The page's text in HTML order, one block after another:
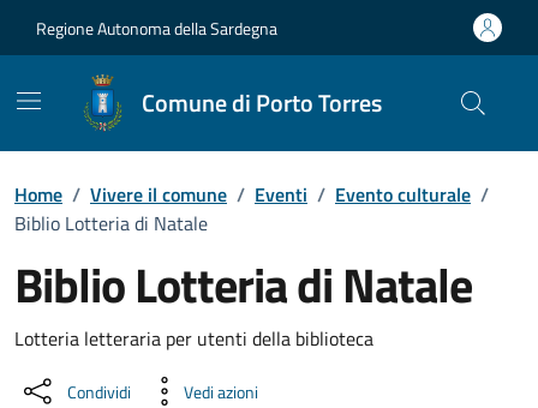
Regione Autonoma della Sardegna
Comune di Porto Torres
Home / Vivere il comune / Eventi / Evento culturale /
Biblio Lotteria di Natale
Biblio Lotteria di Natale
Dettaglio dell'evento
Lotteria letteraria per utenti della biblioteca
Condividi Vedi azioni